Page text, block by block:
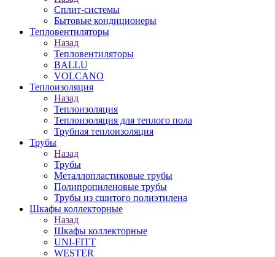
Сплит-системы
Бытовые кондиционеры
Тепловентиляторы
Назад
Тепловентиляторы
BALLU
VOLCANO
Теплоизоляция
Назад
Теплоизоляция
Теплоизоляция для теплого пола
Трубная теплоизоляция
Трубы
Назад
Трубы
Металлопластиковые трубы
Полипропиленовые трубы
Трубы из сшитого полиэтилена
Шкафы коллекторные
Назад
Шкафы коллекторные
UNI-FITT
WESTER